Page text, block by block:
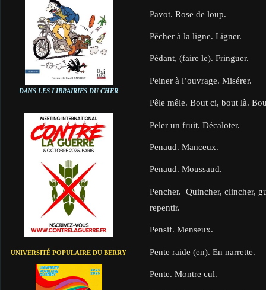
DANS LES LIBRAIRIES DU CHER
UNIVERSITÉ POPULAIRE DU BERRY
Pavot. Rose de loup.
Pêcher à la ligne. Ligner.
Pédant, (faire le). Fringuer.
Peiner à l’ouvrage. Misérer.
Pêle mêle. Bout ci, bout là.
Peler un fruit. Décaloter.
Penaud. Manceux.
Penaud. Moussaud.
Pencher. Quincher, clincher,
repentir.
Pensif. Menseux.
Pente raide (en). En narrette.
Pente. Montre cul.